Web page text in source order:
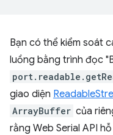
Bạn có thể kiểm soát
luồng bằng trình đọc
giao diện
ArrayBuffer của
rằng Web Serial API